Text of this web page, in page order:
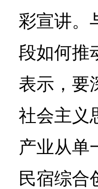
彩宣讲。
段如何推
表示，要
社会主义
产业从单
民宿综合